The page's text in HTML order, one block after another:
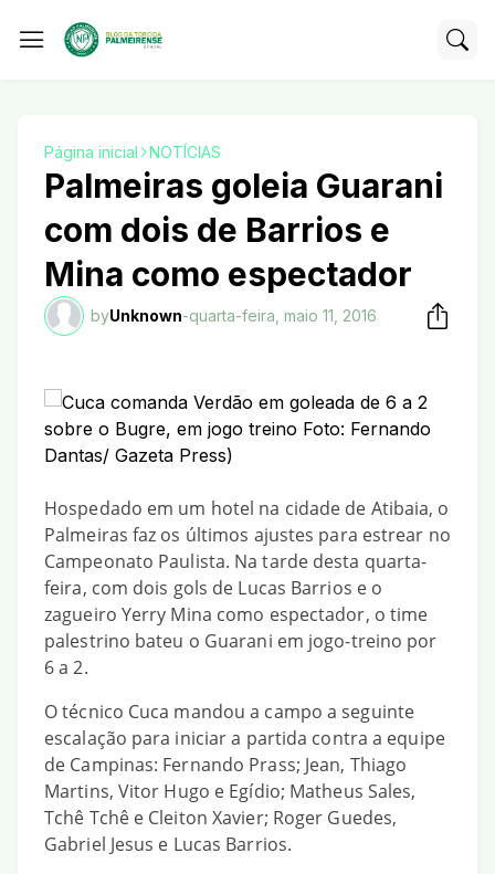
Página inicial NOTÍCIAS
Palmeiras goleia Guarani
com dois de Barrios e
Mina como espectador
byUnknown-quarta-feira, maio 11, 2016
Hospedado em um hotel na cidade de Atibaia, o
Palmeiras faz os últimos ajustes para estrear no
Campeonato Paulista. Na tarde desta quarta-
feira, com dois gols de Lucas Barrios e o
zagueiro Yerry Mina como espectador, o time
palestrino bateu o Guarani em jogo-treino por
6 a 2.
O técnico Cuca mandou a campo a seguinte
escalação para iniciar a partida contra a equipe
de Campinas: Fernando Prass; Jean, Thiago
Martins, Vitor Hugo e Egídio; Matheus Sales,
Tchê Tchê e Cleiton Xavier; Roger Guedes,
Gabriel Jesus e Lucas Barrios.